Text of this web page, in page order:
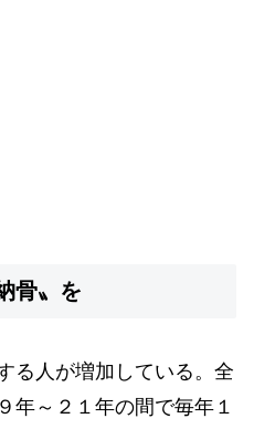
骨〟を
る人が増加している。全
年～２１年の間で毎年１